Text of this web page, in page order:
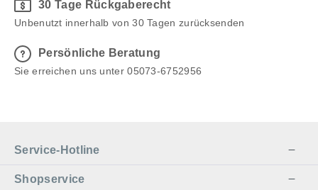
30 Tage Rückgaberecht
Unbenutzt innerhalb von 30 Tagen zurücksenden
Persönliche Beratung
Sie erreichen uns unter 05073-6752956
Service-Hotline
Shopservice